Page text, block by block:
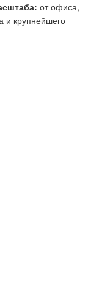
от офиса,
и крупнейшего